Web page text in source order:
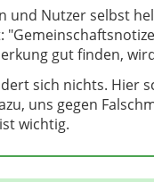
und Nutzer selbst
gut finden,
sich nichts. Hier
uns gegen
wichtig.